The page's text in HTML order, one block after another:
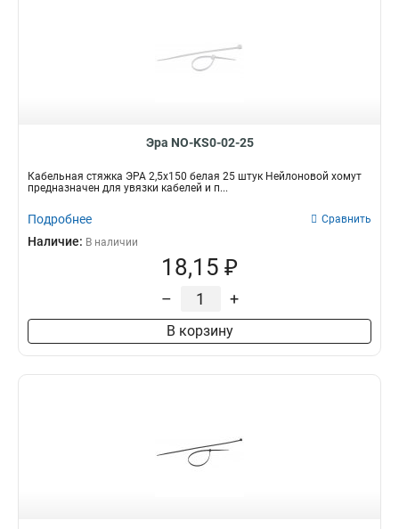
Эра NO-KS0-02-25
Кабельная стяжка ЭРА 2,5х150 белая 25 штук Нейлоновой хомут
предназначен для увязки кабелей и п...
Подробнее Сравнить
Наличие: В наличии
18,15 ₽
– +
В корзину